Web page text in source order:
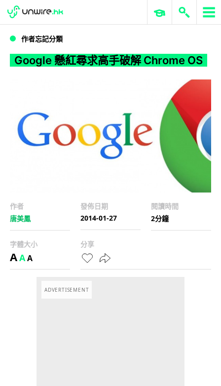
Google 懸紅尋求高手破解 Chrome OS
WWDC 2026 ERP 與商業 AI
作者忘記分類
Google 懸紅尋求高手破解 Chrome OS
作者
唐美鳳
發佈日期
2014-01-27
閱讀時間
2分鐘
字體大小
AAA
分享
ADVERTISEMENT